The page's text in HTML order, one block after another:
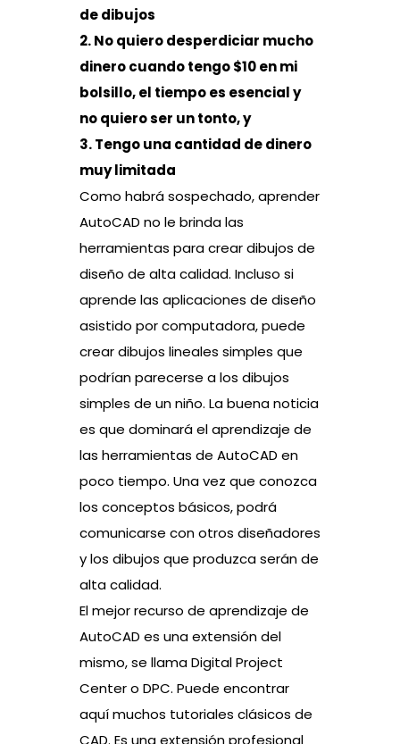
de dibujos
2. No quiero desperdiciar mucho
dinero cuando tengo $10 en mi
bolsillo, el tiempo es esencial y
no quiero ser un tonto, y
3. Tengo una cantidad de dinero
muy limitada
Como habrá sospechado, aprender
AutoCAD no le brinda las
herramientas para crear dibujos de
diseño de alta calidad. Incluso si
aprende las aplicaciones de diseño
asistido por computadora, puede
crear dibujos lineales simples que
podrían parecerse a los dibujos
simples de un niño. La buena noticia
es que dominará el aprendizaje de
las herramientas de AutoCAD en
poco tiempo. Una vez que conozca
los conceptos básicos, podrá
comunicarse con otros diseñadores
y los dibujos que produzca serán de
alta calidad.
El mejor recurso de aprendizaje de
AutoCAD es una extensión del
mismo, se llama Digital Project
Center o DPC. Puede encontrar
aquí muchos tutoriales clásicos de
CAD. Es una extensión profesional